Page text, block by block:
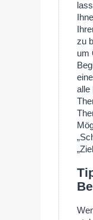
zu
um
alle